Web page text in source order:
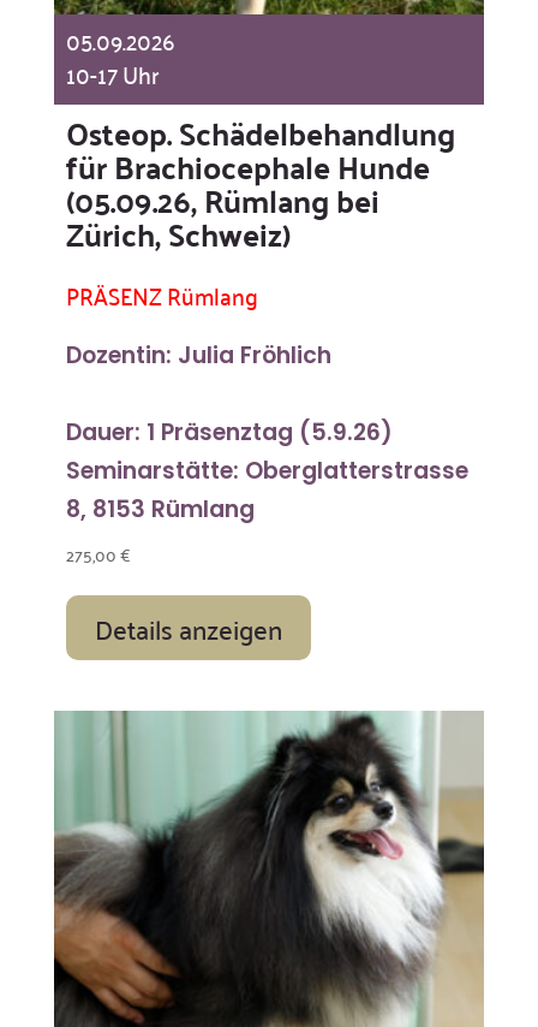
05.09.2026
10-17 Uhr
Osteop. Schädelbehandlung
für Brachiocephale Hunde
(05.09.26, Rümlang bei
Zürich, Schweiz)
PRÄSENZ Rümlang
Dozentin: Julia Fröhlich
Dauer: 1 Präsenztag (5.9.26)
Seminarstätte: Oberglatterstrasse
8, 8153 Rümlang
275,00€
Details anzeigen